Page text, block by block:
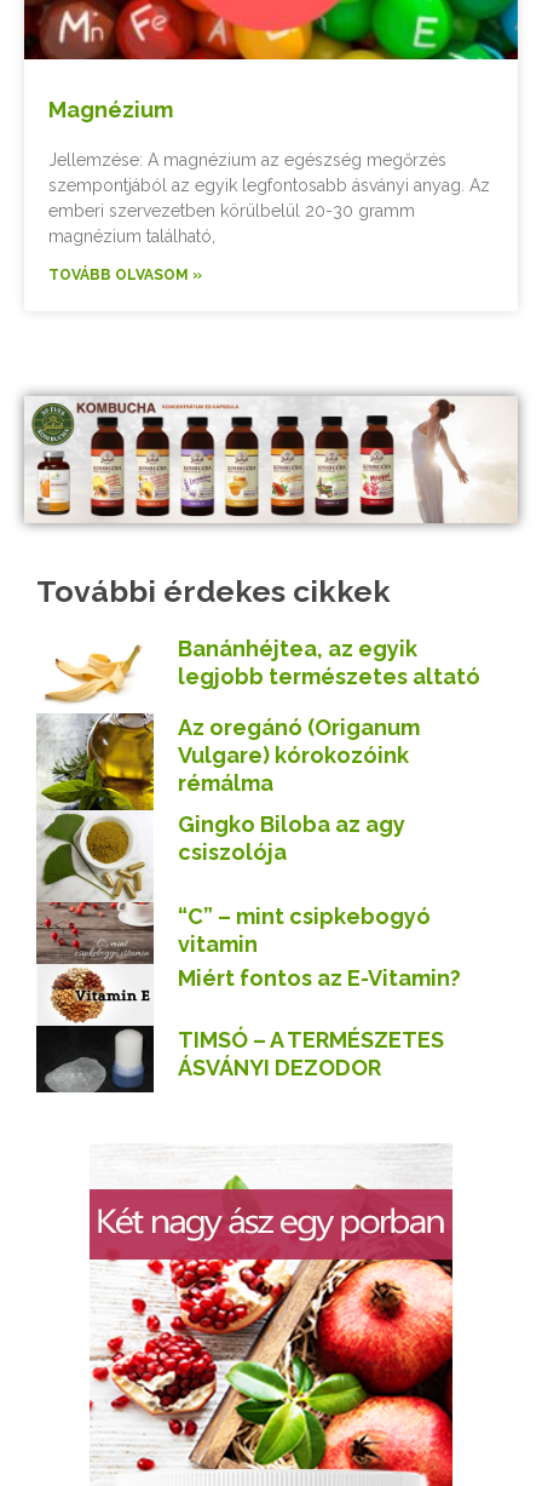
Magnézium
Jellemzése: A magnézium az egészség megőrzés
szempontjából az egyik legfontosabb ásványi anyag. Az
emberi szervezetben körülbelül 20-30 gramm
magnézium található,
TOVÁBB OLVASOM »
További érdekes cikkek
Banánhéjtea, az egyik
legjobb természetes altató
Az oregánó (Origanum
Vulgare) kórokozóink
rémálma
Gingko Biloba az agy
csiszolója
“C” – mint csipkebogyó
vitamin
Miért fontos az E-Vitamin?
TIMSÓ – A TERMÉSZETES
ÁSVÁNYI DEZODOR